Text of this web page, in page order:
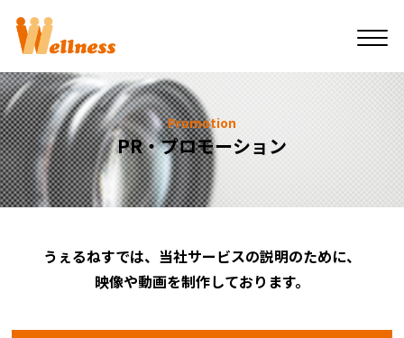
Promotion
PR・プロモーション
うぇるねすでは、当社サービスの説明のために、
映像や動画を制作しております。